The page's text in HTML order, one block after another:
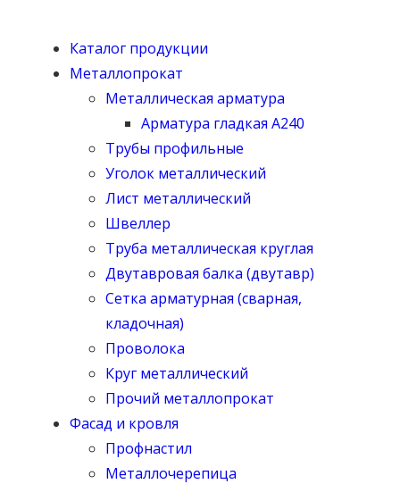
Каталог продукции
Металлопрокат
Металлическая арматура
Арматура гладкая А240
Трубы профильные
Уголок металлический
Лист металлический
Швеллер
Труба металлическая круглая
Двутавровая балка (двутавр)
Сетка арматурная (сварная,
кладочная)
Проволока
Круг металлический
Прочий металлопрокат
Фасад и кровля
Профнастил
Металлочерепица